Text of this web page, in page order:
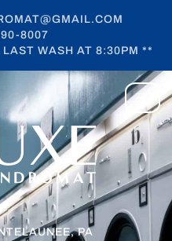
8007
WASH AT 8:30PM **
PA